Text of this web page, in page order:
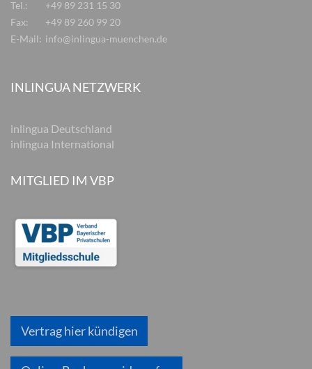
Tel.:
+49 89 231 15 30
Fax:
+49 89 260 99 20
E-Mail: info@inlingua-muenchen.de
INLINGUA NETZWERK
inlingua Deutschland
inlingua International
MITGLIED IM VBP
Vertrag hier kündigen